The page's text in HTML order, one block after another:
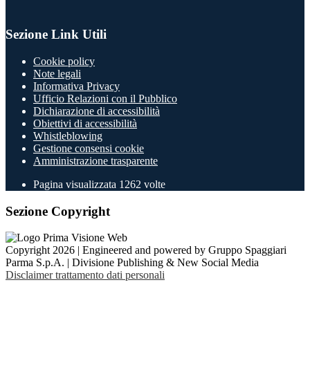
Sezione Link Utili
Cookie policy
Note legali
Informativa Privacy
Ufficio Relazioni con il Pubblico
Dichiarazione di accessibilità
Obiettivi di accessibilità
Whistleblowing
Gestione consensi cookie
Amministrazione trasparente
Pagina visualizzata 1262 volte
Sezione Copyright
Copyright 2026 | Engineered and powered by Gruppo Spaggiari
Parma S.p.A. | Divisione Publishing & New Social Media
Disclaimer trattamento dati personali